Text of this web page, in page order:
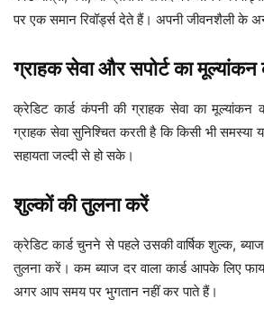
पर एक समान रिवॉर्ड्स देते हैं। अपनी जीवनशैली के
ग्राहक सेवा और सपोर्ट का
क्रेडिट कार्ड कंपनी की ग्राहक सेवा का
ग्राहक सेवा सुनिश्चित करती है कि किसी भी समस्या
सहायता जल्दी से हो सके।
शुल्कों की तुलना करें
क्रेडिट कार्ड चुनने से पहले उसकी वार्षिक शुल्क,
तुलना करें। कम ब्याज दर वाला कार्ड आपके लिए
अगर आप समय पर भुगतान नहीं कर पाते हैं।